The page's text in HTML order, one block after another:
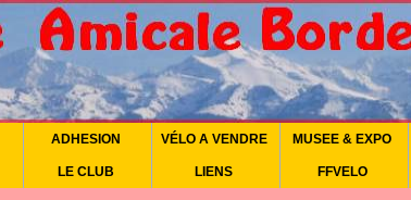
ADHESION VÉLO A VENDRE MUSEE & EXPO
LE CLUB LIENS FFVELO